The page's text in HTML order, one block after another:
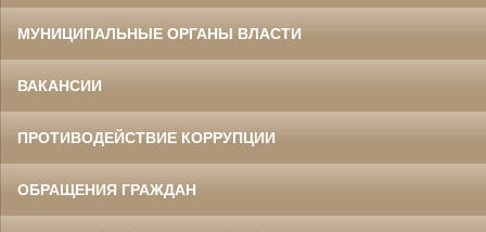
МУНИЦИПАЛЬНЫЕ ОРГАНЫ ВЛАСТИ
ВАКАНСИИ
ПРОТИВОДЕЙСТВИЕ КОРРУПЦИИ
ОБРАЩЕНИЯ ГРАЖДАН